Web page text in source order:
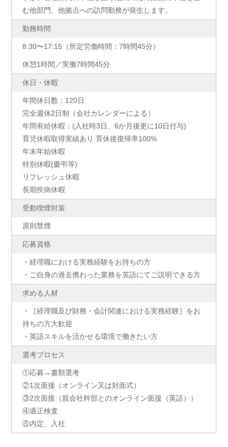
む他部門、他拠点への訪問勤務が発生します。
勤務時間
8:30〜17:15（所定労働時間：7時間45分）
休憩1時間／実働7時間45分
休日・休暇
年間休日数：120日
完全週休2日制（会社カレンダーによる）
年間有給休暇：(入社時3日、6か月後更に10日付与)
育児休暇取得実績あり 育休後復帰率100%
年末年始休暇
特別休暇(慶弔等)
リフレッシュ休暇
長期疾病休暇
受動喫煙対策
原則禁煙
応募資格
・経理職における実務経験をお持ちの方
・ご自身の過去携わった業務を英語にてご説明できる方
求める人材
・［経理職及び財務・会計関連における実務経験］をお
持ちの方大歓迎
・英語スキルを活かせる環境で働きたい方
選考プロセス
①応募→書類選考
②1次面接（オンライン又は対面式）
③2次面接（親会社幹部とのオンライン面接（英語））
④適正検査
⑤内定、入社